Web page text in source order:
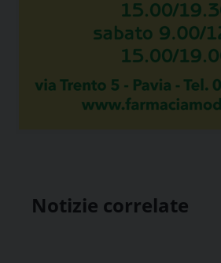
Notizie correlate